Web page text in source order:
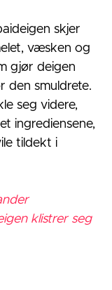
skjer
væsken og
gjør deigen
den smuldrete.
seg videre,
ingrediensene,
tildekt i
klistrer seg